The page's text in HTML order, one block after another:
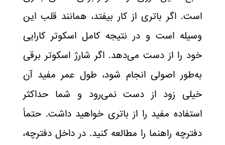
است. اگر باتری از کار بیفتد، همانند قلب این
وسیله است و در نتیجه کامل اسکوتر کارایی
خود را از دست می‌دهد. اگر شارژ اسکوتر برقی
به‌طور اصولی انجام شود، طول عمر مفید آن
خیلی زود از دست نمی‌رود و شما حداکثر
استفاده مفید را از باتری خواهید داشت. حتماً
دفترچه راهنما را مطالعه کنید. در داخل دفترچه،